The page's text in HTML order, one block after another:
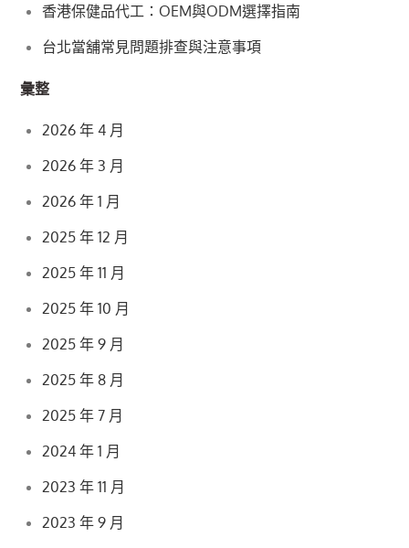
香港保健品代工：OEM與ODM選擇指南
台北當舖常見問題排查與注意事項
彙整
2026 年 4 月
2026 年 3 月
2026 年 1 月
2025 年 12 月
2025 年 11 月
2025 年 10 月
2025 年 9 月
2025 年 8 月
2025 年 7 月
2024 年 1 月
2023 年 11 月
2023 年 9 月